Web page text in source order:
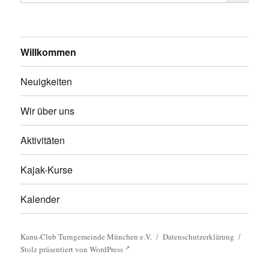
Willkommen
Neuigkeiten
Wir über uns
Aktivitäten
Kajak-Kurse
Kalender
Kanu-Club Turngemeinde München e.V.
Datenschutzerklärung
Stolz präsentiert von WordPress